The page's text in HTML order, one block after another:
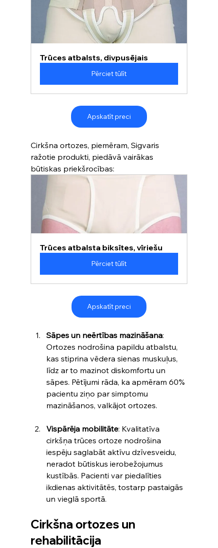
Trūces atbalsts, divpusējais
Pērciet tūlīt
Apskatīt preci
Cirkšna ortozes, piemēram, Sigvaris
ražotie produkti, piedāvā vairākas
būtiskas priekšrocības:
Trūces atbalsta biksītes, vīriešu
Pērciet tūlīt
Apskatīt preci
Sāpes un neērtības mazināšana:
Ortozes nodrošina papildu atbalstu,
kas stiprina vēdera sienas muskuļus,
līdz ar to mazinot diskomfortu un
sāpes. Pētījumi rāda, ka apmēram 60%
pacientu ziņo par simptomu
mazināšanos, valkājot ortozes.
Vispārēja mobilitāte: Kvalitatīva
cirkšņa trūces ortoze nodrošina
iespēju saglabāt aktīvu dzīvesveidu,
neradot būtiskus ierobežojumus
kustībās. Pacienti var piedalīties
ikdienas aktivitātēs, tostarp pastaigās
un vieglā sportā.
Cirkšna ortozes un
rehabilitācija